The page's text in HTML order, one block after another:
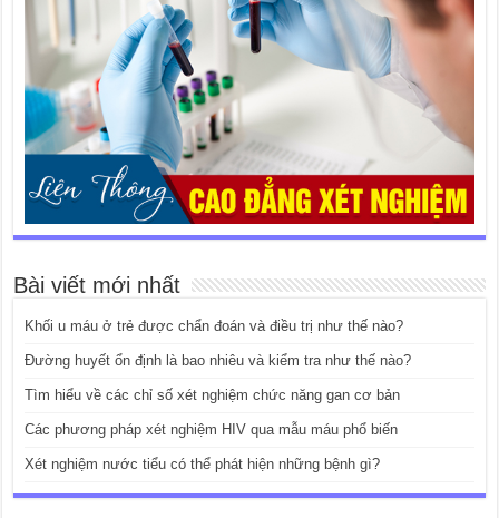
Bài viết mới nhất
Khối u máu ở trẻ được chẩn đoán và điều trị như thế nào?
Đường huyết ổn định là bao nhiêu và kiểm tra như thế nào?
Tìm hiểu về các chỉ số xét nghiệm chức năng gan cơ bản
Các phương pháp xét nghiệm HIV qua mẫu máu phổ biến
Xét nghiệm nước tiểu có thể phát hiện những bệnh gì?